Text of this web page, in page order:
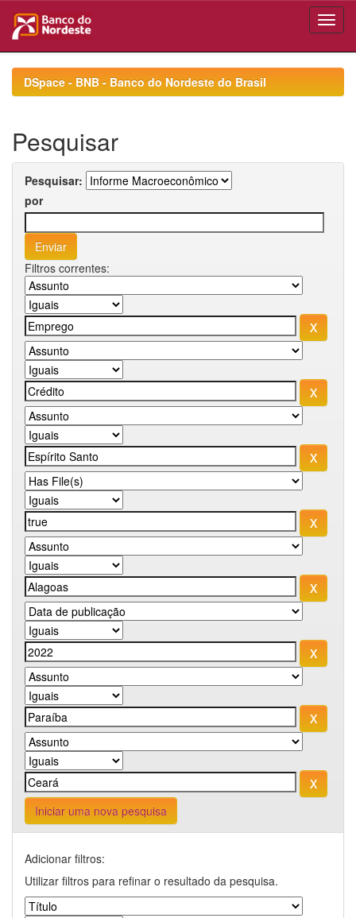
navigationDSpace - BNB - Banco do Nordeste do Brasil
Pesquisar
Pesquisar:
por
Filtros correntes:
Iniciar uma nova pesquisa
Adicionar filtros:
Utilizar filtros para refinar o resultado da pesquisa.